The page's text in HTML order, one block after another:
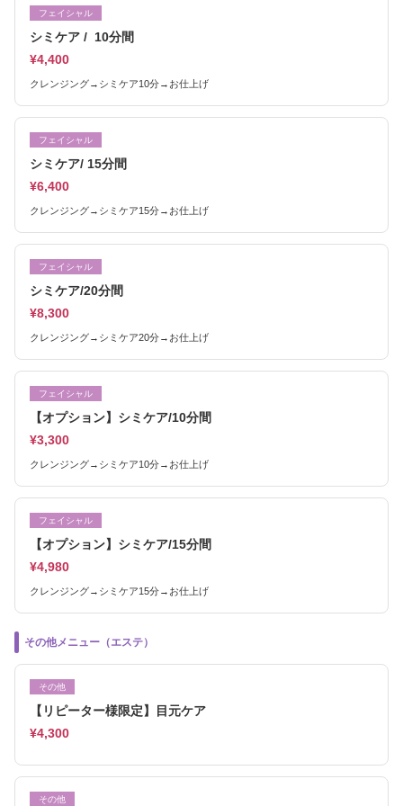
フェイシャル
シミケア / 10分間
¥4,400
クレンジング→シミケア10分→お仕上げ
フェイシャル
シミケア/ 15分間
¥6,400
クレンジング→シミケア15分→お仕上げ
フェイシャル
シミケア/20分間
¥8,300
クレンジング→シミケア20分→お仕上げ
フェイシャル
【オプション】シミケア/10分間
¥3,300
クレンジング→シミケア10分→お仕上げ
フェイシャル
【オプション】シミケア/15分間
¥4,980
クレンジング→シミケア15分→お仕上げ
その他メニュー（エステ）
その他
【リピーター様限定】目元ケア
¥4,300
その他